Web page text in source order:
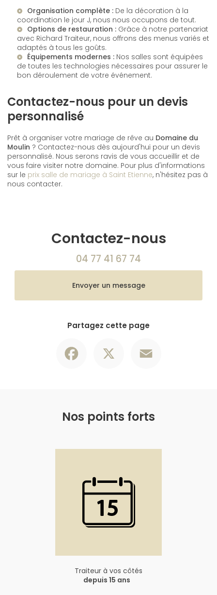
Organisation complète : De la décoration à la
coordination le jour J, nous nous occupons de tout.
Options de restauration : Grâce à notre partenariat
avec Richard Traiteur, nous offrons des menus variés et
adaptés à tous les goûts.
Équipements modernes : Nos salles sont équipées
de toutes les technologies nécessaires pour assurer le
bon déroulement de votre événement.
Contactez-nous pour un devis
personnalisé
Prêt à organiser votre mariage de rêve au Domaine du
Moulin ? Contactez-nous dès aujourd'hui pour un devis
personnalisé. Nous serons ravis de vous accueillir et de
vous faire visiter notre domaine. Pour plus d'informations
sur le prix salle de mariage à Saint Etienne, n'hésitez pas à
nous contacter.
Contactez-nous
04 77 41 67 74
Envoyer un message
Partagez cette page
Nos points forts
Traiteur à vos côtés
depuis 15 ans